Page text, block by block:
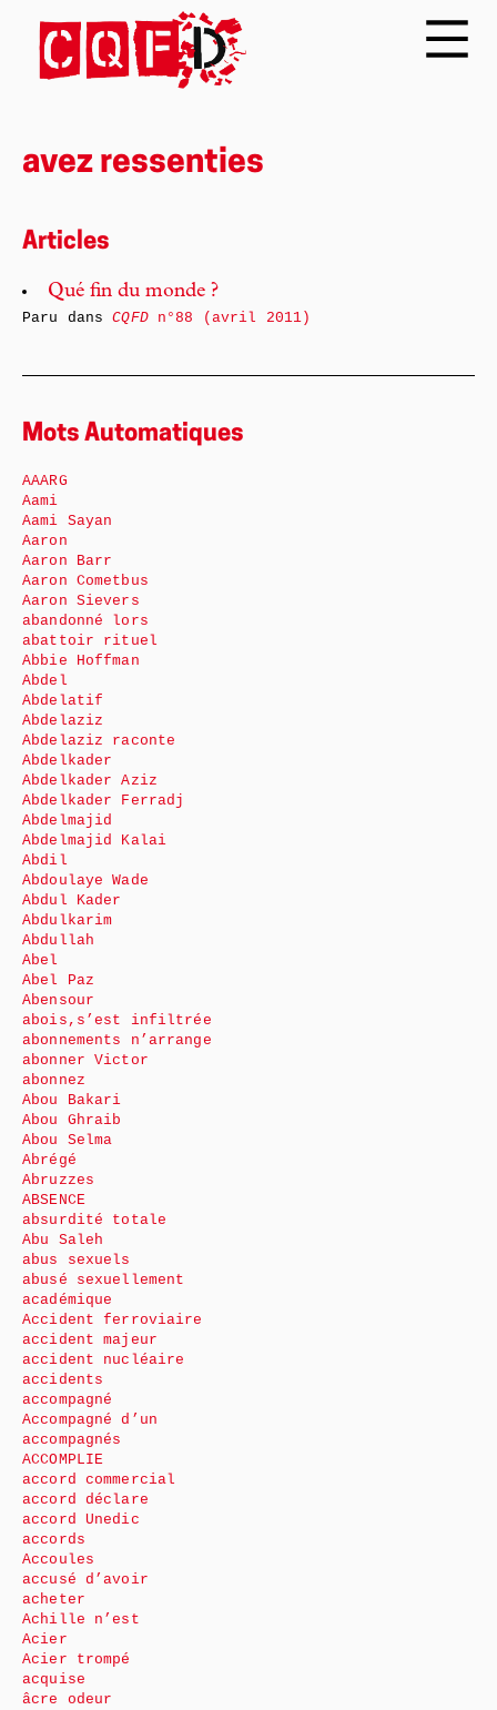
avez ressenties
Articles
Qué fin du monde ?
Paru dansCQFDn°88 (avril 2011)
Mots Automatiques
AAARG
Aami
Aami Sayan
Aaron
Aaron Barr
Aaron Cometbus
Aaron Sievers
abandonné lors
abattoir rituel
Abbie Hoffman
Abdel
Abdelatif
Abdelaziz
Abdelaziz raconte
Abdelkader
Abdelkader Aziz
Abdelkader Ferradj
Abdelmajid
Abdelmajid Kalai
Abdil
Abdoulaye Wade
Abdul Kader
Abdulkarim
Abdullah
Abel
Abel Paz
Abensour
abois,s’est infiltrée
abonnements n’arrange
abonner Victor
abonnez
Abou Bakari
Abou Ghraib
Abou Selma
Abrégé
Abruzzes
ABSENCE
absurdité totale
Abu Saleh
abus sexuels
abusé sexuellement
académique
Accident ferroviaire
accident majeur
accident nucléaire
accidents
accompagné
Accompagné d’un
accompagnés
ACCOMPLIE
accord commercial
accord déclare
accord Unedic
accords
Accoules
accusé d’avoir
acheter
Achille n’est
Acier
Acier trompé
acquise
âcre odeur